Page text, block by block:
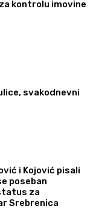
za kontrolu imovine
svakodnevni
i Kojović pisali
poseban
za
Srebrenica